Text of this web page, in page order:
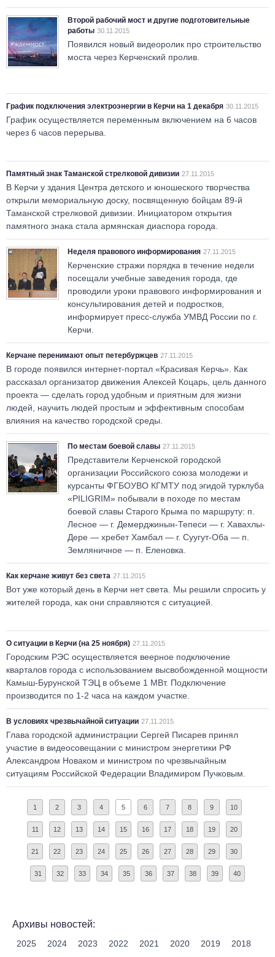
Второй рабочий мост и другие подготовительные
работы 30.11.2015
Появился новый видеоролик про строительство
моста через Керченский пролив.
График подключения электроэнергии в Керчи на 1 декабря 30.11.2015
График осуществляется переменным включением на 6 часов
через 6 часов перерыва.
Памятный знак Таманской стрелковой дивизии 27.11.2015
В Керчи у здания Центра детского и юношеского творчества
открыли мемориальную доску, посвященную бойцам 89-й
Таманской стрелковой дивизии. Инициатором открытия
памятного знака стала армянская диаспора города.
Неделя правового информирования 27.11.2015
Керченские стражи порядка в течение недели
посещали учебные заведения города, где
проводили уроки правового информирования и
консультирования детей и подростков,
информирует пресс-служба УМВД России по г.
Керчи.
Керчане перенимают опыт петербуржцев 27.11.2015
В городе появился интернет-портал «Красивая Керчь». Как
рассказал организатор движения Алексей Коцарь, цель данного
проекта — сделать город удобным и приятным для жизни
людей, научить людей простым и эффективным способам
влияния на качество городской среды.
По местам боевой славы 27.11.2015
Представители Керченской городской
организации Российского союза молодежи и
курсанты ФГБОУВО КГМТУ под эгидой турклуба
«PILIGRIM» побывали в походе по местам
боевой славы Старого Крыма по маршруту: п.
Лесное — г. Демерджинын-Тепеси — г. Хавахлы-
Дере — хребет Хамбал — г. Суугут-Оба — п.
Земляничное — п. Еленовка.
Как керчане живут без света 27.11.2015
Вот уже который день в Керчи нет света. Мы решили спросить у
жителей города, как они справляются с ситуацией.
О ситуации в Керчи (на 25 ноября) 27.11.2015
Городским РЭС осуществляется веерное подключение
кварталов города с использованием выс­вобожденной мощности
Камыш-Бурунской ТЭЦ в объеме 1 МВт. Подключение
производится по 1-2 часа на каждом участке.
В условиях чрезвычайной ситуации 27.11.2015
Глава городской администрации Сергей Писарев принял
участие в видеосовещании с министром энергетики РФ
Александром Новаком и министром по чрезвычайным
ситуациям Российской Федерации Владимиром Пучковым.
1 2 3 4 5 6 7 8 9 10
11 12 13 14 15 16 17 18 19 20
21 22 23 24 25 26 27 28 29 30
31 32 33 34 35 36 37 38 39 40
Архивы новостей:
2025 2024 2023 2022 2021 2020 2019
2018